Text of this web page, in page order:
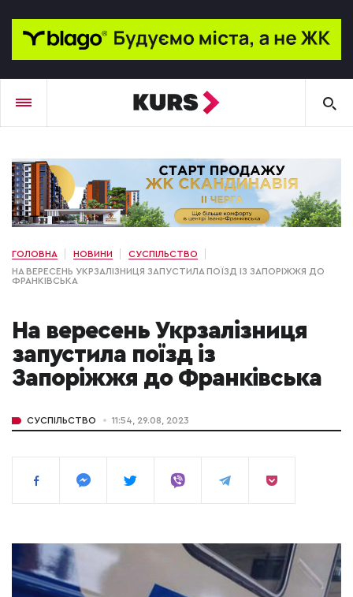
ГОЛОВНА НОВИНИ
СУСПІЛЬСТВО
НА ВЕРЕСЕНЬ УКРЗАЛІЗНИЦЯ ЗАПУСТИЛА ПОЇЗД ІЗ ЗАПОРІЖЖЯ ДО
ФРАНКІВСЬКА
На вересень Укрзалізниця
запустила поїзд із
Запоріжжя до Франківська
СУСПІЛЬСТВО 11:54, 29.08, 2023